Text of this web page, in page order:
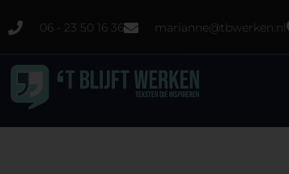
06 - 23 50 16 36 marianne@tbwerken.nl